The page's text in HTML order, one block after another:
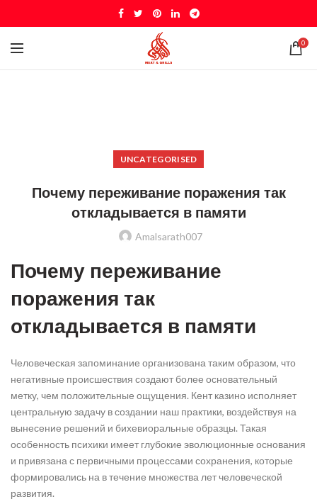
0
UNCATEGORISED
Почему переживание поражения так
откладывается в памяти
Amalsarath007
Почему переживание
поражения так
откладывается в памяти
Человеческая запоминание организована таким образом, что
негативные происшествия создают более основательный
метку, чем положительные ощущения. Кент казино исполняет
центральную задачу в создании наш практики, воздействуя на
вынесение решений и бихевиоральные образцы. Такая
особенность психики имеет глубокие эволюционные основания
и привязана с первичными процессами сохранения, которые
формировались на в течение множества лет человеческой
развития.